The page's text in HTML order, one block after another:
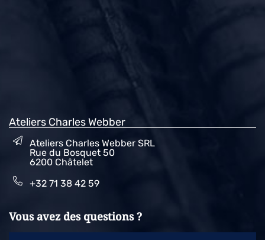
Ateliers Charles Webber
Ateliers Charles Webber SRL
Rue du Bosquet 50
6200 Châtelet
+32 71 38 42 59
Vous avez des questions ?